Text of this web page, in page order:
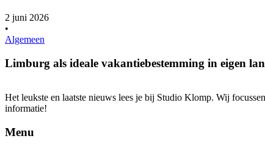
2 juni 2026
•
Algemeen
Limburg als ideale vakantiebestemming in eigen
Het leukste en laatste nieuws lees je bij Studio Klomp. Wij
informatie!
Menu